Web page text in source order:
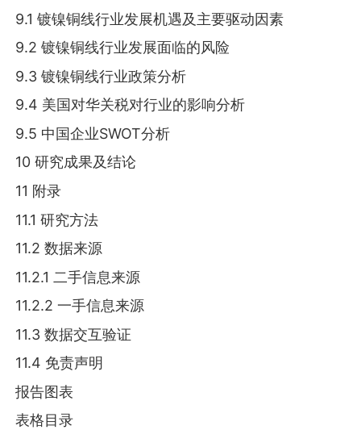
9.1 镀镍铜线行业发展机遇及主要驱动因素
9.2 镀镍铜线行业发展面临的风险
9.3 镀镍铜线行业政策分析
9.4 美国对华关税对行业的影响分析
9.5 中国企业SWOT分析
10 研究成果及结论
11 附录
11.1 研究方法
11.2 数据来源
11.2.1 二手信息来源
11.2.2 一手信息来源
11.3 数据交互验证
11.4 免责声明
报告图表
表格目录